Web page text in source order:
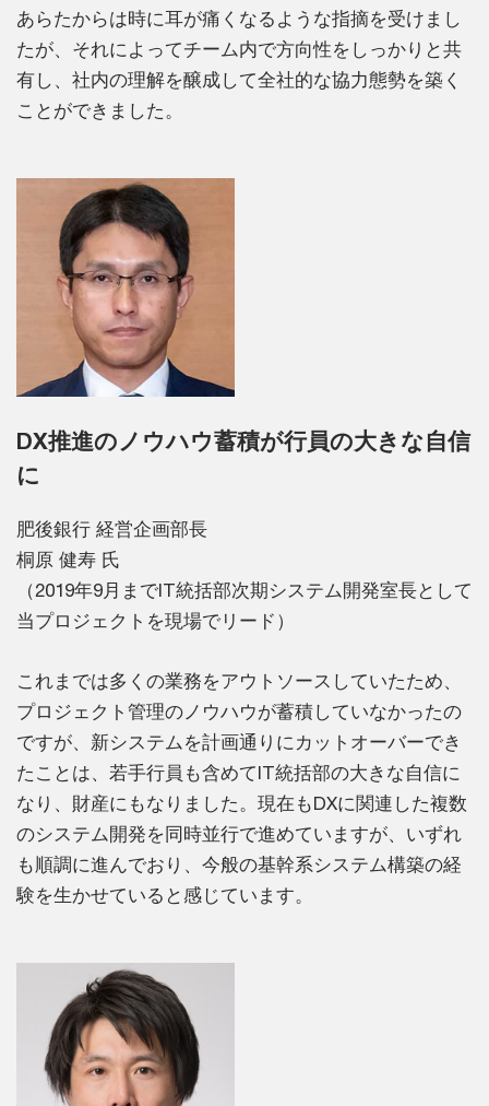
あらたからは時に耳が痛くなるような指摘を受けまし
たが、それによってチーム内で方向性をしっかりと共
有し、社内の理解を醸成して全社的な協力態勢を築く
ことができました。
DX推進のノウハウ蓄積が行員の大きな自信
に
肥後銀行 経営企画部長
桐原 健寿 氏
（2019年9月までIT統括部次期システム開発室長として
当プロジェクトを現場でリード）
これまでは多くの業務をアウトソースしていたため、
プロジェクト管理のノウハウが蓄積していなかったの
ですが、新システムを計画通りにカットオーバーでき
たことは、若手行員も含めてIT統括部の大きな自信に
なり、財産にもなりました。現在もDXに関連した複数
のシステム開発を同時並行で進めていますが、いずれ
も順調に進んでおり、今般の基幹系システム構築の経
験を生かせていると感じています。